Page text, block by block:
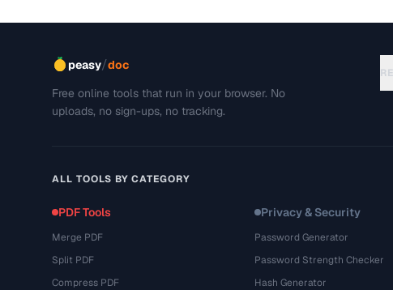
peasy/doc
Free online tools that run in your browser. No
uploads, no sign-ups, no tracking.
ALL TOOLS BY CATEGORY
PDF Tools
Merge PDF
Split PDF
Compress PDF
Privacy & Security
Password Generator
Password Strength Checker
Hash Generator